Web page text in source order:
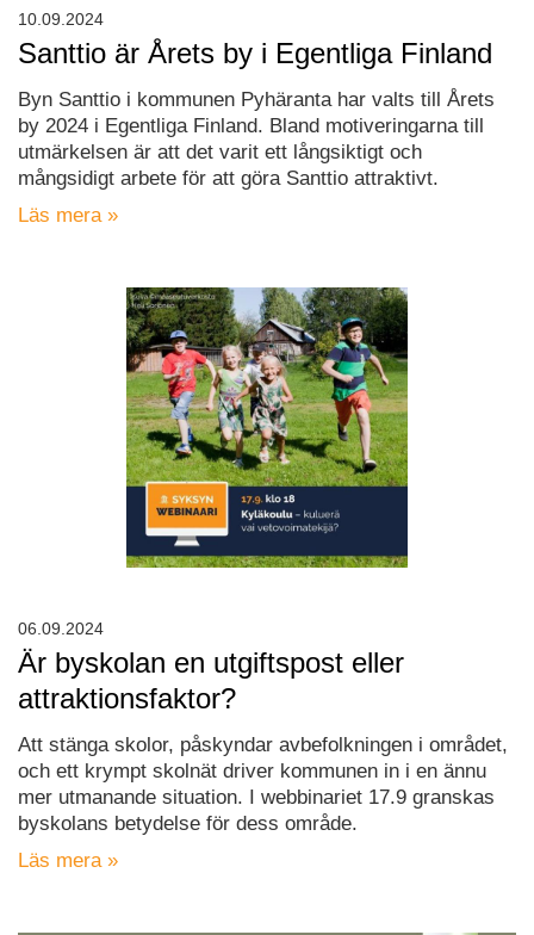
Santtio är Årets by i Egentliga Finland
Byn Santtio i kommunen Pyhäranta har valts till Årets
by 2024 i Egentliga Finland. Bland motiveringarna till
utmärkelsen är att det varit ett långsiktigt och
mångsidigt arbete för att göra Santtio attraktivt.
Läs mera »
10.09.2024
Är byskolan en utgiftspost eller
attraktionsfaktor?
Att stänga skolor, påskyndar avbefolkningen i området,
och ett krympt skolnät driver kommunen in i en ännu
mer utmanande situation. I webbinariet 17.9 granskas
byskolans betydelse för dess område.
Läs mera »
06.09.2024